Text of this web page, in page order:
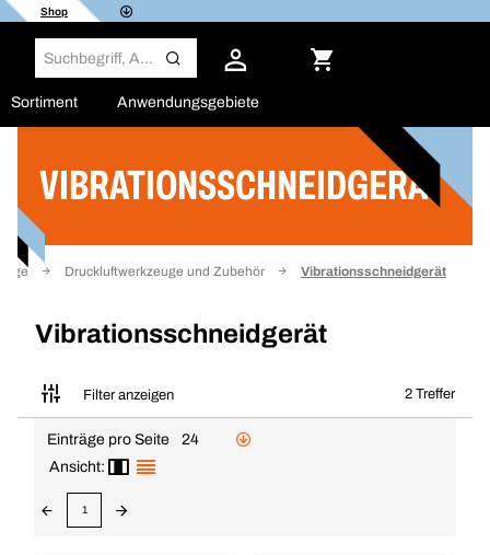
Shop
Sortiment Anwendungsgebiete
VIBRATIONSSCHNEIDGERÄT
Druckluftwerkzeuge und Zubehör Vibrationsschneidgerät
Vibrationsschneidgerät
Filter anzeigen 2 Treffer
Filter
Einträge pro Seite
24
Ansicht:
1